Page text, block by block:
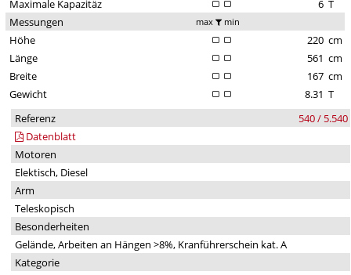
Maximale Kapazitäz
6 T
Messungen
max min
Höhe 220 cm
Länge
561 cm
Breite
167 cm
Gewicht
8.31 T
Referenz
540 / 5.540
Datenblatt
Motoren
Elektisch, Diesel
Arm
Teleskopisch
Besonderheiten
Gelände, Arbeiten an Hängen >8%, Kranführerschein kat. A
Kategorie